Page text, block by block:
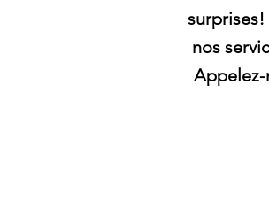
nos